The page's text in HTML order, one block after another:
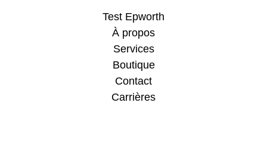
Test Epworth
À propos
Services
Boutique
Contact
Carrières